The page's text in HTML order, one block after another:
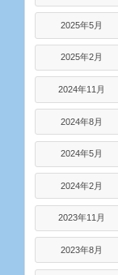
2025年5月
2025年2月
2024年11月
2024年8月
2024年5月
2024年2月
2023年11月
2023年8月